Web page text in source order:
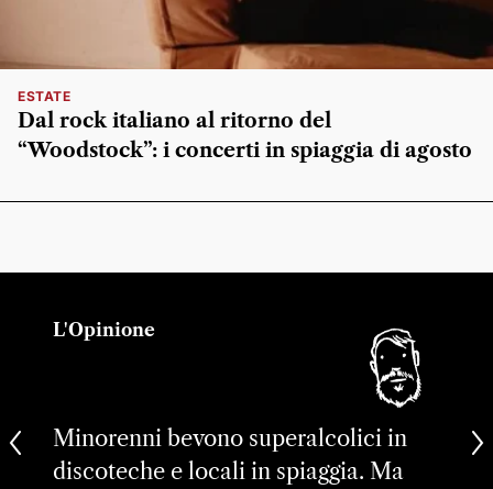
ESTATE
Dal rock italiano al ritorno del
“Woodstock”: i concerti in spiaggia di agosto
L'Opinione
Minorenni bevono superalcolici in
discoteche e locali in spiaggia. Ma